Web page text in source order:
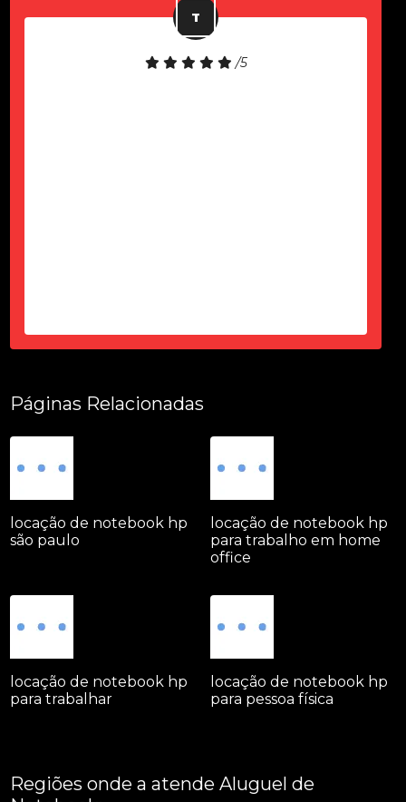
/5
Páginas Relacionadas
locação de notebook hp
são paulo
locação de notebook hp
para trabalho em home
office
locação de notebook hp
para trabalhar
locação de notebook hp
para pessoa física
Regiões onde a atende Aluguel de